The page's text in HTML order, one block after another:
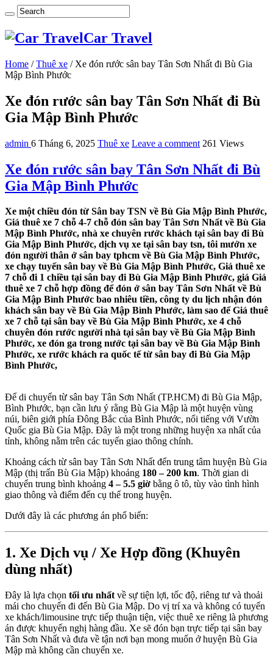
Car Travel
Home / Thuê xe / Xe đón rước sân bay Tân Sơn Nhất đi Bù Gia
Mập Bình Phước
Xe đón rước sân bay Tân Sơn Nhất đi Bù
Gia Mập Bình Phước
admin 6 Tháng 6, 2025 Thuê xe Leave a comment 261 Views
Xe đón rước sân bay Tân Sơn Nhất đi Bù
Gia Mập Bình Phước
Xe một chiều đón từ Sân bay TSN về Bù Gia Mập Bình Phước,
Giá thuê xe 7 chỗ 4-7 chỗ đón sân bay Tân Sơn Nhất về Bù Gia
Mập Bình Phước, nhà xe chuyên rước khách tại sân bay đi Bù
Gia Mập Bình Phước, dịch vụ xe tại sân bay tsn, tôi mướn xe
đón người thân ở sân bay tphcm về Bù Gia Mập Bình Phước,
xe chạy tuyến sân bay về Bù Gia Mập Bình Phước, Giá thuê xe
7 chỗ đi 1 chiều tại sân bay đi Bù Gia Mập Bình Phước, giá Giá
thuê xe 7 chỗ hợp đồng để đón ở sân bay Tân Sơn Nhất về Bù
Gia Mập Bình Phước bao nhiêu tiền, công ty du lịch nhận đón
khách sân bay về Bù Gia Mập Bình Phước, làm sao để Giá thuê
xe 7 chỗ tại sân bay về Bù Gia Mập Bình Phước, xe 4 chỗ
chuyên đón rước người nhà tại sân bay về Bù Gia Mập Bình
Phước, xe đón ga trong nước tại sân bay về Bù Gia Mập Bình
Phước, xe rước khách ra quốc tế từ sân bay đi Bù Gia Mập
Bình Phước,
Để di chuyển từ sân bay Tân Sơn Nhất (TP.HCM) đi Bù Gia Mập,
Bình Phước, bạn cần lưu ý rằng Bù Gia Mập là một huyện vùng
núi, biên giới phía Đông Bắc của Bình Phước, nổi tiếng với Vườn
Quốc gia Bù Gia Mập. Đây là một trong những huyện xa nhất của
tỉnh, không nằm trên các tuyến giao thông chính.
Khoảng cách từ sân bay Tân Sơn Nhất đến trung tâm huyện Bù Gia
Mập (thị trấn Bù Gia Mập) khoảng 180 – 200 km. Thời gian di
chuyển trung bình khoảng 4 – 5.5 giờ bằng ô tô, tùy vào tình hình
giao thông và điểm đến cụ thể trong huyện.
Dưới đây là các phương án phổ biến:
1. Xe Dịch vụ / Xe Hợp đồng (Khuyên
dùng nhất)
Đây là lựa chọn tối ưu nhất về sự tiện lợi, tốc độ, riêng tư và thoải
mái cho chuyến đi đến Bù Gia Mập. Do vị trí xa và không có tuyến
xe khách/limousine trực tiếp thuận tiện, việc thuê xe riêng là phương
án được khuyến nghị hàng đầu. Xe sẽ đón bạn trực tiếp tại sân bay
Tân Sơn Nhất và đưa về tận nơi bạn mong muốn ở huyện Bù Gia
Mập mà không cần chuyển xe.